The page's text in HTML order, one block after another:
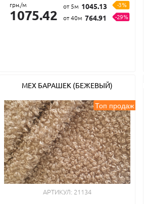
грн./м
1075.42
от 5м 1045.13
-3%
от 40м 764.91 -29%
МЕХ БАРАШЕК (БЕЖЕВЫЙ)
Топ продаж
АРТИКУЛ: 21134